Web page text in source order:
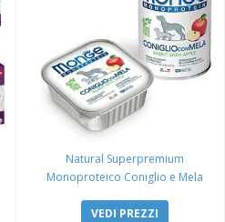
Natural Superpremium
Monoproteico Coniglio e Mela
VEDI PREZZI